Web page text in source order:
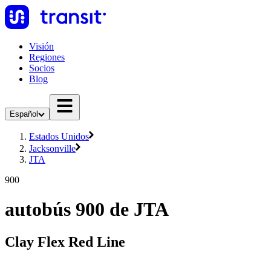
Visión
Regiones
Socios
Blog
Español
Estados Unidos
Jacksonville
JTA
900
autobús 900 de JTA
Clay Flex Red Line